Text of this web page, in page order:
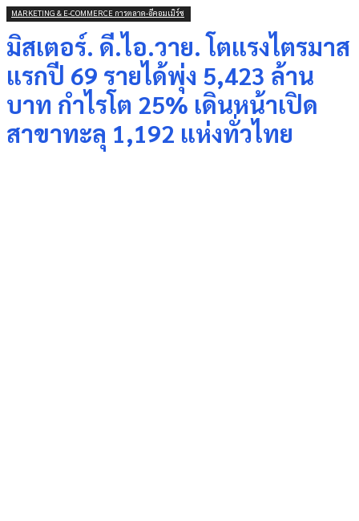
MARKETING & E-COMMERCE การตลาด-อีคอมเมิร์ช
มิสเตอร์. ดี.ไอ.วาย. โตแรงไตรมาส
แรกปี 69 รายได้พุ่ง 5,423 ล้าน
บาท กำไรโต 25% เดินหน้าเปิด
สาขาทะลุ 1,192 แห่งทั่วไทย